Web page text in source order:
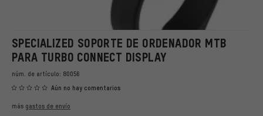
SPECIALIZED SOPORTE DE ORDENADOR MTB
PARA TURBO CONNECT DISPLAY
núm. de artículo: 80056
Aún no hay comentarios
más gastos de envío